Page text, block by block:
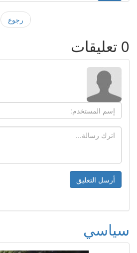
رجوع
0تعليقات
سياسي